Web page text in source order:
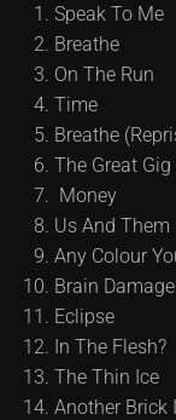
Speak To Me
Breathe
On The Run
Time
Breathe
The Great
Money
Us And Them
Any Colour
Brain Damage
Eclipse
In The Flesh?
The Thin Ice
Another Brick